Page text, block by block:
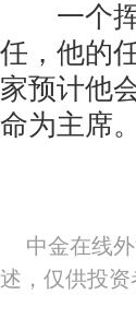
一个挥
任，他的
家预计他
命为主席。
中金在线
述，仅供投